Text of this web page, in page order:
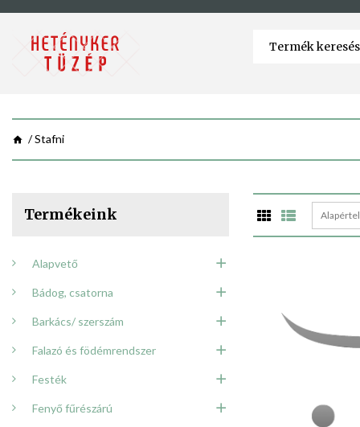
Stafni
Termékeink
Alapvető
Bádog, csatorna
Barkács/ szerszám
Falazó és födémrendszer
Festék
Fenyő fűrészárú